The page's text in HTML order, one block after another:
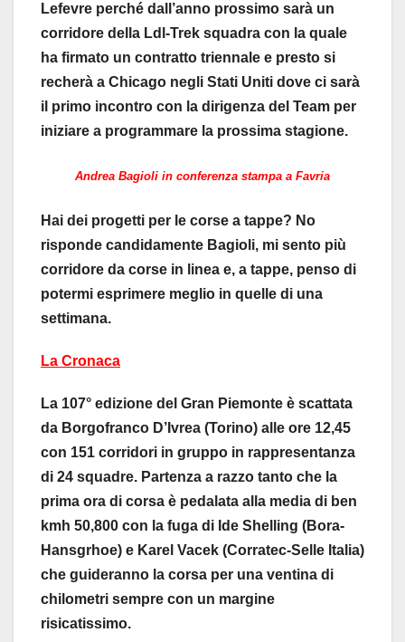
Lefevre perché dall’anno prossimo sarà un
corridore della Ldl-Trek squadra con la quale
ha firmato un contratto triennale e presto si
recherà a Chicago negli Stati Uniti dove ci sarà
il primo incontro con la dirigenza del Team per
iniziare a programmare la prossima stagione.
Andrea Bagioli in conferenza stampa a Favria
Hai dei progetti per le corse a tappe? No
risponde candidamente Bagioli, mi sento più
corridore da corse in linea e, a tappe, penso di
potermi esprimere meglio in quelle di una
settimana.
La Cronaca
La 107° edizione del Gran Piemonte è scattata
da Borgofranco D’Ivrea (Torino) alle ore 12,45
con 151 corridori in gruppo in rappresentanza
di 24 squadre. Partenza a razzo tanto che la
prima ora di corsa è pedalata alla media di ben
kmh 50,800 con la fuga di Ide Shelling (Bora-
Hansgrhoe) e Karel Vacek (Corratec-Selle Italia)
che guideranno la corsa per una ventina di
chilometri sempre con un margine
risicatissimo.